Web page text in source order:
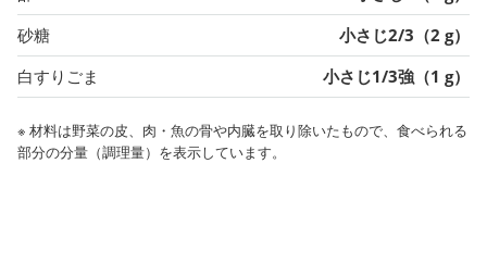
砂糖
小さじ2/3（2 g）
白すりごま
小さじ1/3強（1 g）
※ 材料は野菜の皮、肉・魚の骨や内臓を取り除いたもので、食べられる
部分の分量（調理量）を表示しています。